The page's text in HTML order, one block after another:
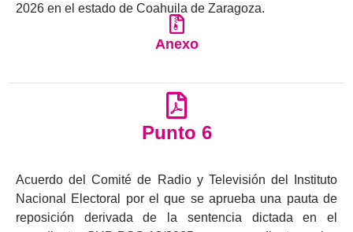
2026 en el estado de Coahuila de Zaragoza.
Anexo
Punto 6
Acuerdo del Comité de Radio y Televisión del Instituto
Nacional Electoral por el que se aprueba una pauta de
reposición derivada de la sentencia dictada en el